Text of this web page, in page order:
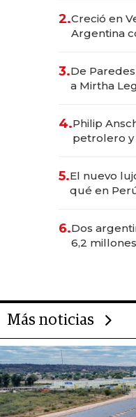
2.Creció en
Argentina
las marcas
3.De
a Mirtha
4.Philip
petrolero y
Fénix
5.El nuevo
qué en
para
6.Dos
6,2
Más noticias